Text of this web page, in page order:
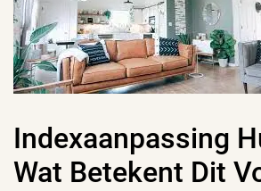
Indexaanpassing
Wat Betekent Dit